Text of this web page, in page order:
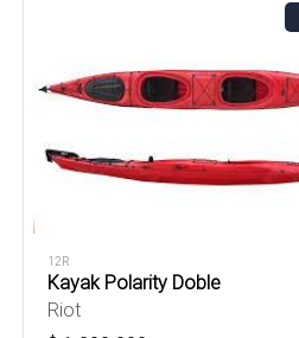
12R
Kayak Polarity Doble
Riot